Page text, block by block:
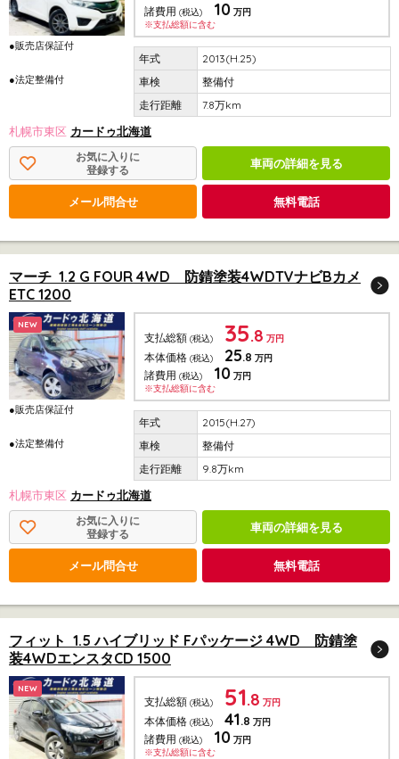
●販売店保証付
●法定整備付
諸費用 (税込) 10 万円
※支払総額に含む
2013(H.25)
整備付
7.8万km
札幌市東区 カードゥ北海道
お気に入りに
登録する
車両の詳細を見る
メール問合せ 無料電話
マーチ 1.2 G FOUR 4WD 防錆塗装4WDTVナビBカメ
ETC 1200
NEW
●販売店保証付
●法定整備付
支払総額 (税込) 35.8 万円
本体価格 (税込) 25.8 万円
諸費用 (税込) 10 万円
※支払総額に含む
2015(H.27)
整備付
9.8万km
札幌市東区 カードゥ北海道
お気に入りに
登録する
車両の詳細を見る
メール問合せ 無料電話
フィット 1.5 ハイブリッド Fパッケージ 4WD 防錆塗
装4WDエンスタCD 1500
NEW
支払総額 (税込) 51.8 万円
本体価格 (税込) 41.8 万円
諸費用 (税込) 10 万円
※支払総額に含む